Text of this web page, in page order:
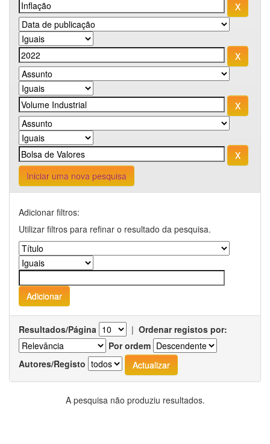
Iniciar uma nova pesquisa
Adicionar filtros:
Utilizar filtros para refinar o resultado da pesquisa.
Resultados/Página | Ordenar registos por:
Por ordem
Autores/Registo
A pesquisa não produziu resultados.